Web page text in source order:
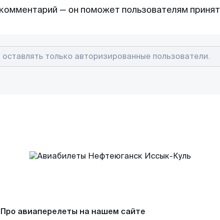
— он поможет пользователям
Про авиаперелеты на нашем сайте